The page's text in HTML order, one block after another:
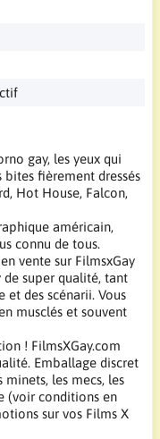
gay, les yeux qui
fièrement dressés
Hot House, Falcon,
américain,
connu de tous.
vente sur FilmsxGay
de super qualité, tant
et des scénarii. Vous
musclés et souvent
! FilmsXGay.com
Emballage discret
les mecs, les
(voir conditions en
sur vos Films X